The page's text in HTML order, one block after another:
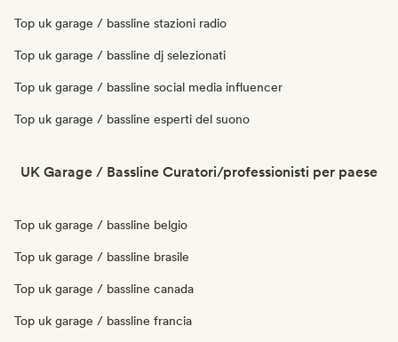
Top uk garage / bassline stazioni radio
Top uk garage / bassline dj selezionati
Top uk garage / bassline social media influencer
Top uk garage / bassline esperti del suono
UK Garage / Bassline Curatori/professionisti per paese
Top uk garage / bassline belgio
Top uk garage / bassline brasile
Top uk garage / bassline canada
Top uk garage / bassline francia